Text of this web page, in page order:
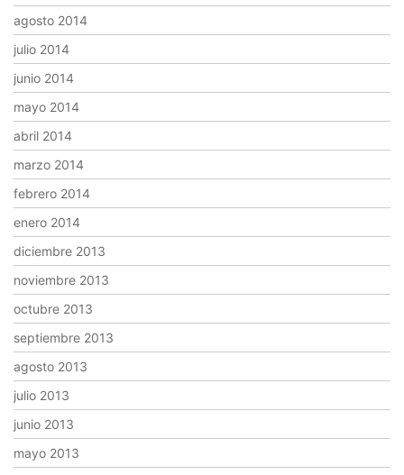
agosto 2014
julio 2014
junio 2014
mayo 2014
abril 2014
marzo 2014
febrero 2014
enero 2014
diciembre 2013
noviembre 2013
octubre 2013
septiembre 2013
agosto 2013
julio 2013
junio 2013
mayo 2013